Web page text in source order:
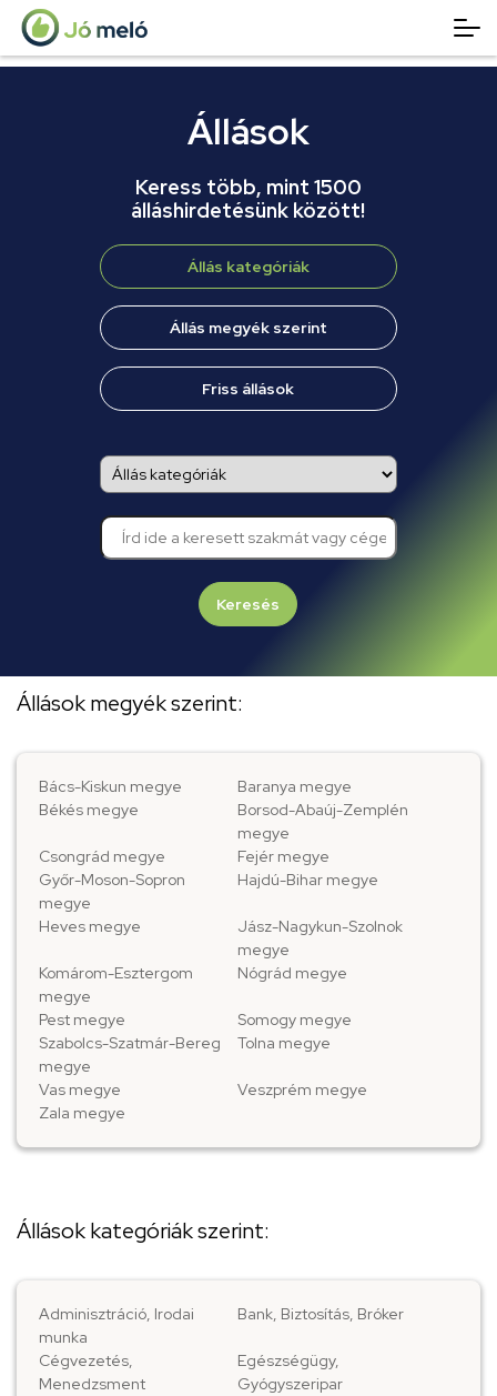
Állások
Keress több, mint 1500
álláshirdetésünk között!
Állás kategóriák
Állás megyék szerint
Friss állások
Keresés
Állások megyék szerint:
Bács-Kiskun megye
Baranya megye
Békés megye
Borsod-Abaúj-Zemplén
megye
Csongrád megye
Fejér megye
Győr-Moson-Sopron
megye
Hajdú-Bihar megye
Heves megye
Jász-Nagykun-Szolnok
megye
Komárom-Esztergom
megye
Nógrád megye
Pest megye
Somogy megye
Szabolcs-Szatmár-Bereg
megye
Tolna megye
Vas megye
Veszprém megye
Zala megye
Állások kategóriák szerint:
Adminisztráció, Irodai
munka
Bank, Biztosítás, Bróker
Cégvezetés,
Menedzsment
Egészségügy,
Gyógyszeripar